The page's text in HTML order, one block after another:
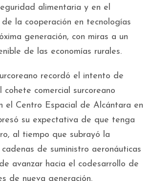
alimentaria y en el
la cooperación en tecnologías
generación, con miras a un
de las economías rurales.
recordó el intento de
cohete comercial surcoreano
el Centro Espacial de Alcántara en
su expectativa de que tenga
al tiempo que subrayó la
de suministro aeronáuticas
avanzar hacia el codesarrollo de
de nueva generación.